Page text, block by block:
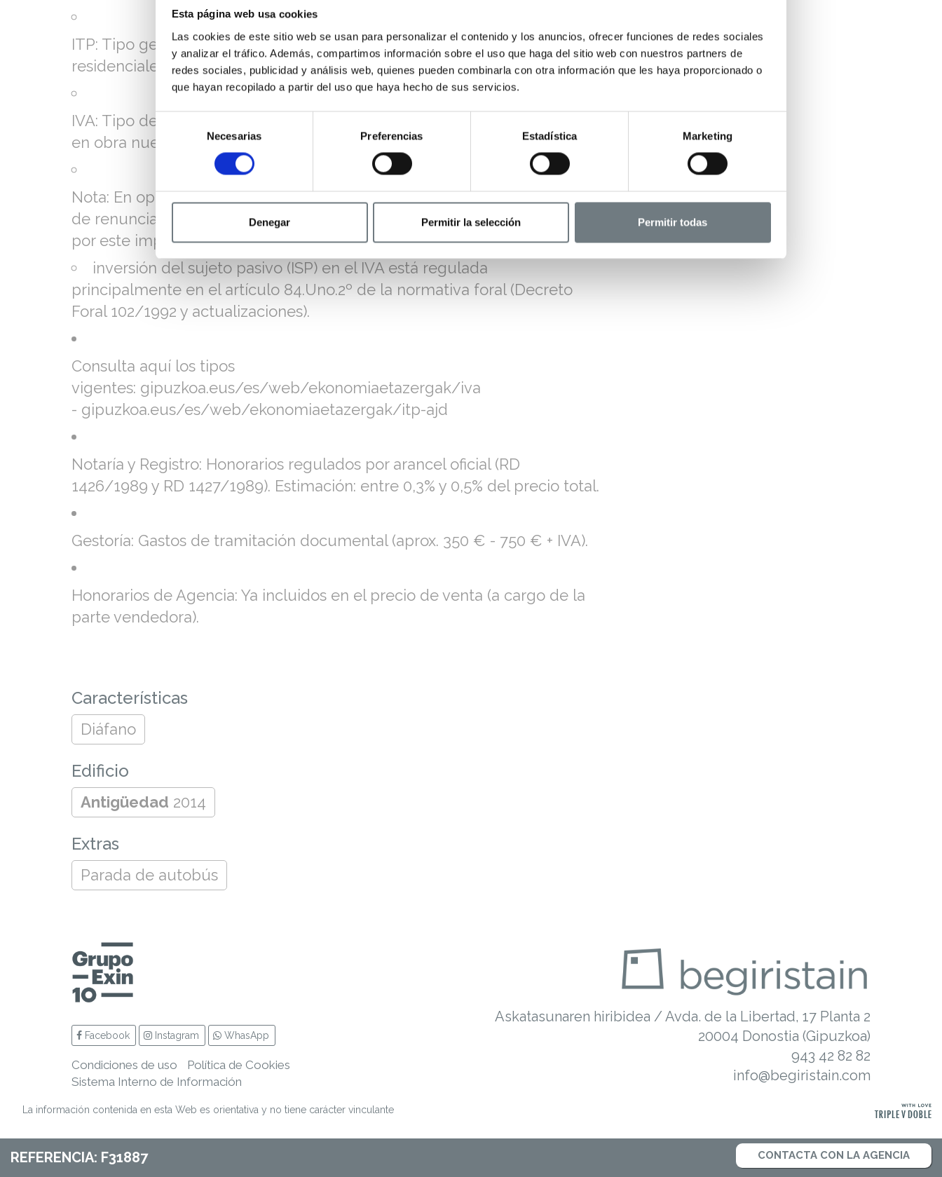
Esta página web usa cookies
Las cookies de este sitio web se usan para personalizar el contenido y los anuncios, ofrecer funciones de redes sociales
y analizar el tráfico. Además, compartimos información sobre el uso que haga del sitio web con nuestros partners de
redes sociales, publicidad y análisis web, quienes pueden combinarla con otra información que les haya proporcionado o
que hayan recopilado a partir del uso que haya hecho de sus servicios.
Selección
consentimiento
Necesarias Preferencias Estadística Marketing
Denegar Permitir la selección Permitir todas
ITP: Tipo general del 7% en Gipuzkoa para locales y activos no
residenciales.
IVA: Tipo del 21% más AJD (Actos Jurídicos Documentados). En todo caso
en obra nueva.
Nota: En operaciones entre sujetos pasivos de IVA, existe la posibilidad
de renuncia a la exención del IVA, permitiendo que la operación tribute
por este impuesto en lugar de ITP.
inversión del sujeto pasivo (ISP) en el IVA está regulada
principalmente en el artículo 84.Uno.2º de la normativa foral (Decreto
Foral 102/1992 y actualizaciones).
Consulta aquí los tipos
vigentes: gipuzkoa.eus/es/web/ekonomiaetazergak/iva
- gipuzkoa.eus/es/web/ekonomiaetazergak/itp-ajd
Notaría y Registro: Honorarios regulados por arancel oficial (RD
1426/1989 y RD 1427/1989). Estimación: entre 0,3% y 0,5% del precio total.
Gestoría: Gastos de tramitación documental (aprox. 350 € - 750 € + IVA).
Honorarios de Agencia: Ya incluidos en el precio de venta (a cargo de la
parte vendedora).
Características
Diáfano
Edificio
Antigüedad 2014
Extras
Parada de autobús
REFERENCIA: F31887 CONTACTA CON LA AGENCIA
Facebook Instagram WhasApp
Condiciones de uso
Política de Cookies
Sistema Interno de Información
Askatasunaren hiribidea / Avda. de la Libertad, 17 Planta 2
20004 Donostia (Gipuzkoa)
943 42 82 82
info@begiristain.com
La información contenida en esta Web es orientativa y no tiene carácter vinculante